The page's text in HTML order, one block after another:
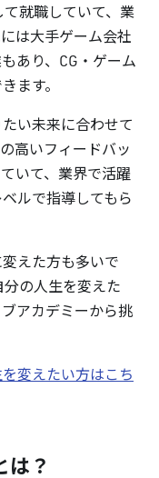
就職していて、業
は大手ゲーム会社
あり、CG・ゲーム
ます。
い未来に合わせて
高いフィードバッ
いて、業界で活躍
ルで指導してもら
えた方も多いで
分の人生を変えた
アカデミーから挑
変えたい方はこち
は？